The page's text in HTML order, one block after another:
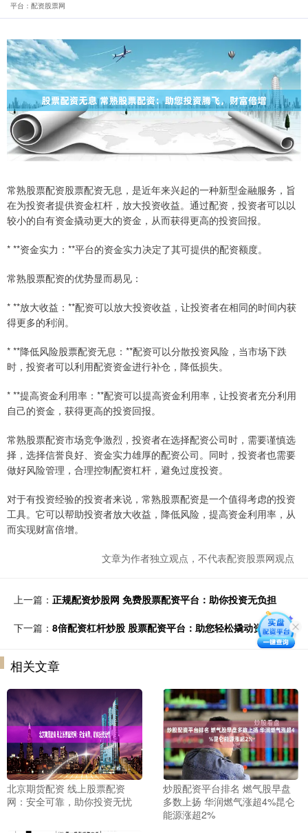
平台：配资股票网
常熟股票配资股票配资无息，是近年来兴起的一种新型金融服务，旨
在为投资者提供资金杠杆，放大投资收益。通过配资，投资者可以以
较小的自有资金撬动更大的资金，从而获得更高的投资回报。
* **资金实力：**平台的资金实力决定了其可提供的配资额度。
常熟股票配资的优势显而易见：
* **放大收益：**配资可以放大投资收益，让投资者在相同的时间内获
得更多的利润。
* **降低风险股票配资无息：**配资可以分散投资风险，当市场下跌
时，投资者可以利用配资资金进行补仓，降低损失。
* **提高资金利用率：**配资可以提高资金利用率，让投资者充分利用
自己的资金，获得更高的投资回报。
常熟股票配资市场竞争激烈，投资者在选择配资公司时，需要谨慎选
择，选择信誉良好、资金实力雄厚的配资公司。同时，投资者也需要
做好风险管理，合理控制配资杠杆，避免过度投资。
对于有投资经验的投资者来说，常熟股票配资是一个值得考虑的投资
工具。它可以帮助投资者放大收益，降低风险，提高资金利用率，从
而实现财富倍增。
文章为作者独立观点，不代表配资股票网观点
上一篇： 正规配资炒股网 免费股票配资平台：助你投资无负担
下一篇： 8倍配资杠杆炒股 股票配资平台：助您轻松撬动资金杠杆
相关文章
北京期货配资 线上股票配资
网：安全可靠，助你投资无忧
炒股配资平台排名 燃气股早盘
多数上扬 华润燃气涨超4%昆仑
能源涨超2%